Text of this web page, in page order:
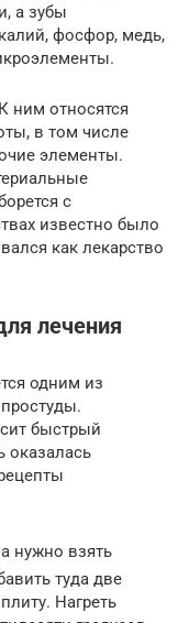
а зубы
фосфор, медь,
ним относятся
в том числе
элементы.
с
известно было
как лекарство
лечения
одним из
быстрый
оказалась
нужно взять
туда две
Нагреть